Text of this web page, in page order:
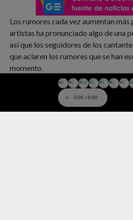
Los rumores cada vez aumentan más
artistas ha pronunciado algo de una
así que los seguidores de los
que aclaren los rumores que se han
momento.